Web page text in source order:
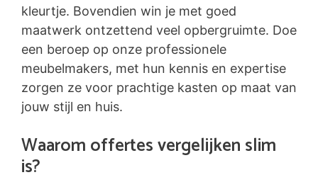
kleurtje. Bovendien win je met goed
maatwerk ontzettend veel opbergruimte. Doe
een beroep op onze professionele
meubelmakers, met hun kennis en expertise
zorgen ze voor prachtige kasten op maat van
jouw stijl en huis.
Waarom offertes vergelijken slim
is?